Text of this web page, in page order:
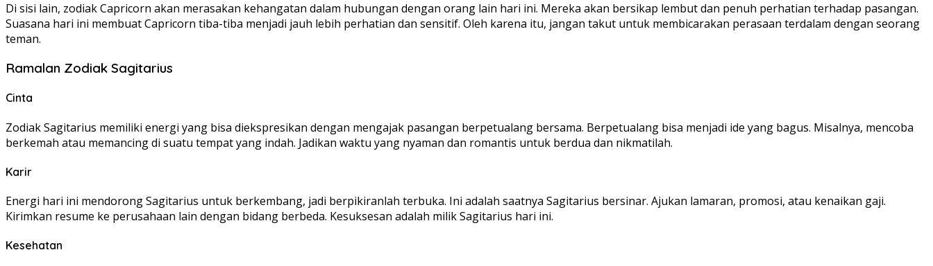
Di sisi lain, zodiak Capricorn akan merasakan kehangatan dalam hubungan dengan orang lain hari ini. Mereka akan bersikap lembut dan penuh perhatian terhadap pasangan.
Suasana hari ini membuat Capricorn tiba-tiba menjadi jauh lebih perhatian dan sensitif. Oleh karena itu, jangan takut untuk membicarakan perasaan terdalam dengan seorang
teman.
Ramalan Zodiak Sagitarius
Cinta
Zodiak Sagitarius memiliki energi yang bisa diekspresikan dengan mengajak pasangan berpetualang bersama. Berpetualang bisa menjadi ide yang bagus. Misalnya, mencoba
berkemah atau memancing di suatu tempat yang indah. Jadikan waktu yang nyaman dan romantis untuk berdua dan nikmatilah.
Karir
Energi hari ini mendorong Sagitarius untuk berkembang, jadi berpikiranlah terbuka. Ini adalah saatnya Sagitarius bersinar. Ajukan lamaran, promosi, atau kenaikan gaji.
Kirimkan resume ke perusahaan lain dengan bidang berbeda. Kesuksesan adalah milik Sagitarius hari ini.
Kesehatan